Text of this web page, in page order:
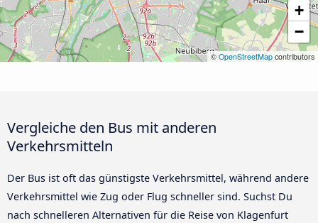
+
−
© OpenStreetMap contributors
Vergleiche den Bus mit anderen
Verkehrsmitteln
Der Bus ist oft das günstigste Verkehrsmittel, während andere
Verkehrsmittel wie Zug oder Flug schneller sind. Suchst Du
nach schnelleren Alternativen für die Reise von Klagenfurt